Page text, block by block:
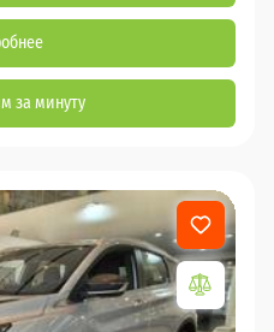
за минуту